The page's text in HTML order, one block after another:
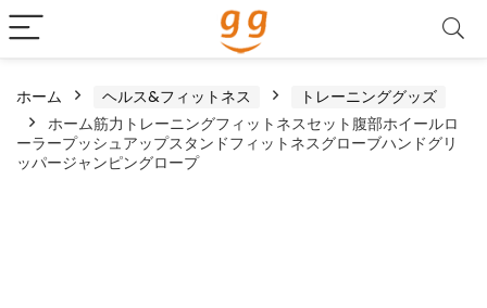
ホーム ヘルス&フィットネス
トレーニンググッズ
ホーム筋力トレーニングフィットネスセット腹部ホイールロ
ーラープッシュアップスタンドフィットネスグローブハンドグリ
ッパージャンピングロープ